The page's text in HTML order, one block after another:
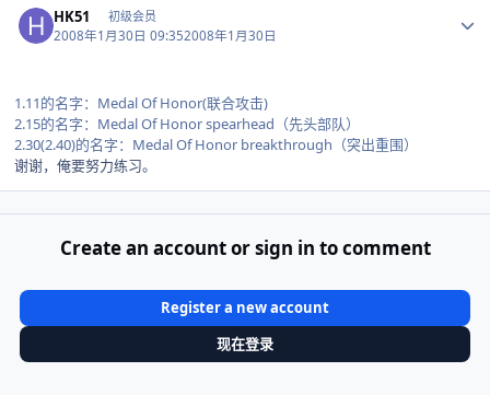
HK51 初级会员
2008年1月30日 09:352008年1月30日
1.11的名字：Medal Of Honor(联合攻击)
2.15的名字：Medal Of Honor spearhead（先头部队）
2.30(2.40)的名字：Medal Of Honor breakthrough（突出重围）
谢谢，俺要努力练习。
Create an account or sign in to comment
Register a new account
现在登录